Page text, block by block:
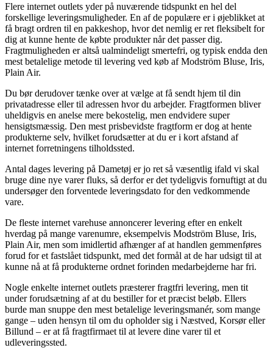
Flere internet outlets yder på nuværende tidspunkt en hel del
forskellige leveringsmuligheder. En af de populære er i øjeblikket at
få bragt ordren til en pakkeshop, hvor det nemlig er ret fleksibelt for
dig at kunne hente de købte produkter når det passer dig.
Fragtmuligheden er altså ualmindeligt smertefri, og typisk endda den
mest betalelige metode til levering ved køb af Modström Bluse, Iris,
Plain Air.
Du bør derudover tænke over at vælge at få sendt hjem til din
privatadresse eller til adressen hvor du arbejder. Fragtformen bliver
uheldigvis en anelse mere bekostelig, men endvidere super
hensigtsmæssig. Den mest prisbevidste fragtform er dog at hente
produkterne selv, hvilket forudsætter at du er i kort afstand af
internet forretningens tilholdssted.
Antal dages levering på Dametøj er jo ret så væsentlig ifald vi skal
bruge dine nye varer fluks, så derfor er det tydeligvis fornuftigt at du
undersøger den forventede leveringsdato for den vedkommende
vare.
De fleste internet varehuse annoncerer levering efter en enkelt
hverdag på mange varenumre, eksempelvis Modström Bluse, Iris,
Plain Air, men som imidlertid afhænger af at handlen gemmenføres
forud for et fastslået tidspunkt, med det formål at de har udsigt til at
kunne nå at få produkterne ordnet forinden medarbejderne har fri.
Nogle enkelte internet outlets præsterer fragtfri levering, men tit
under forudsætning af at du bestiller for et præcist beløb. Ellers
burde man snuppe den mest betalelige leveringsmanér, som mange
gange – uden hensyn til om du opholder sig i Næstved, Korsør eller
Billund – er at få fragtfirmaet til at levere dine varer til et
udleveringssted.